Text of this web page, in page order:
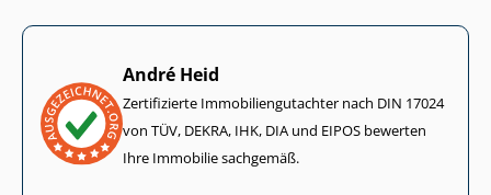
André Heid
Zertifizierte Im­mo­bi­li­en­gut­ach­ter nach DIN 17024
von TÜV, DEKRA, IHK, DIA und EIPOS bewerten
Ihre Immobilie sachgemäß.